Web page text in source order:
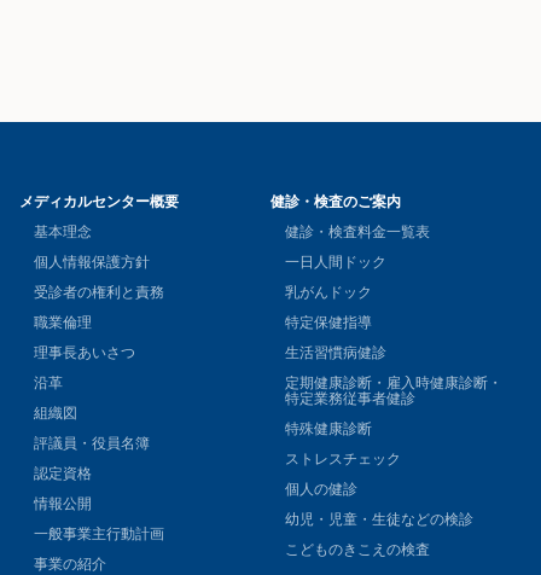
メディカルセンター概要
基本理念
個人情報保護方針
受診者の権利と責務
職業倫理
理事長あいさつ
沿革
組織図
評議員・役員名簿
認定資格
情報公開
一般事業主行動計画
事業の紹介
健診・検査のご案内
健診・検査料金一覧表
一日人間ドック
乳がんドック
特定保健指導
生活習慣病健診
定期健康診断・雇入時健康診断・
特定業務従事者健診
特殊健康診断
ストレスチェック
個人の健診
幼児・児童・生徒などの検診
こどものきこえの検査